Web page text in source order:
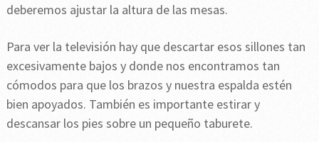
deberemos ajustar la altura de las mesas.
Para ver la televisión hay que descartar esos sillones tan
excesivamente bajos y donde nos encontramos tan
cómodos para que los brazos y nuestra espalda estén
bien apoyados. También es importante estirar y
descansar los pies sobre un pequeño taburete.